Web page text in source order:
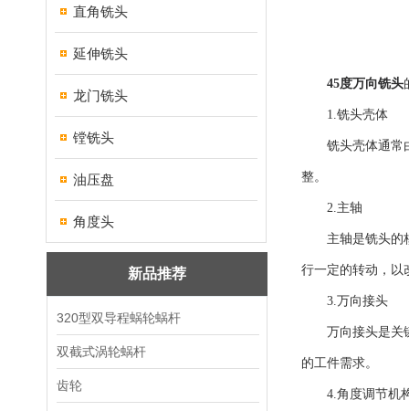
直角铣头
延伸铣头
龙门铣头
镗铣头
油压盘
角度头
新品推荐
320型双导程蜗轮蜗杆
双截式涡轮蜗杆
齿轮
45度万向铣头
1.铣头壳体
铣头壳体通常由
整。
2.主轴
主轴是铣头的核
行一定的转动，以
3.万向接头
万向接头是关键
的工件需求。
4.角度调节机